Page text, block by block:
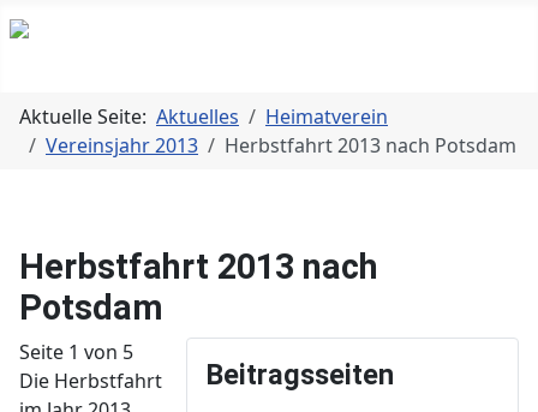
Aktuelle Seite: Aktuelles
Heimatverein
Vereinsjahr 2013
Herbstfahrt 2013 nach Potsdam
Herbstfahrt 2013 nach
Potsdam
Beitragsseiten
Seite 1 von 5
Die Herbstfahrt